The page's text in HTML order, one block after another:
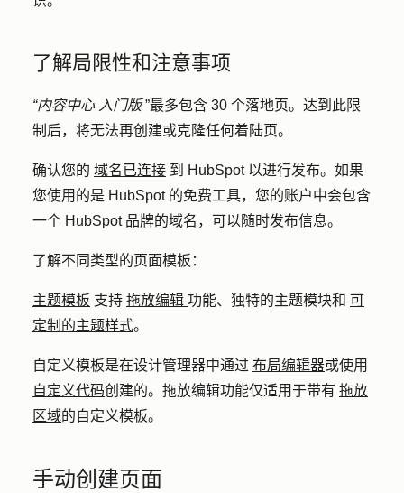
了解局限性和注意事项
“内容中心 入门版”最多包含 30 个落地页。达到此限
制后，将无法再创建或克隆任何着陆页。
确认您的 域名已连接 到 HubSpot 以进行发布。如果
您使用的是 HubSpot 的免费工具，您的账户中会包含
一个 HubSpot 品牌的域名，可以随时发布信息。
了解不同类型的页面模板：
主题模板 支持 拖放编辑 功能、独特的主题模块和 可
定制的主题样式。
自定义模板是在设计管理器中通过 布局编辑器或使用
自定义代码创建的。拖放编辑功能仅适用于带有 拖放
区域的自定义模板。
手动创建页面